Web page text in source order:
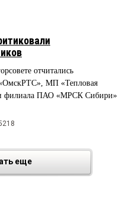
отчитались
МП «Тепловая
филиала ПАО «МРСК Сибири»
еще